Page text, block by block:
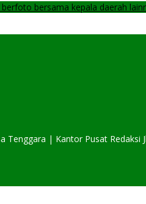
bersama kepala daerah
Tenggara | Kantor Pusat Redaksi